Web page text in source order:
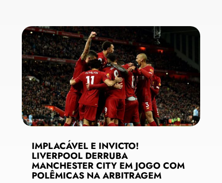
IMPLACÁVEL E INVICTO!
LIVERPOOL DERRUBA
MANCHESTER CITY EM JOGO COM
POLÊMICAS NA ARBITRAGEM